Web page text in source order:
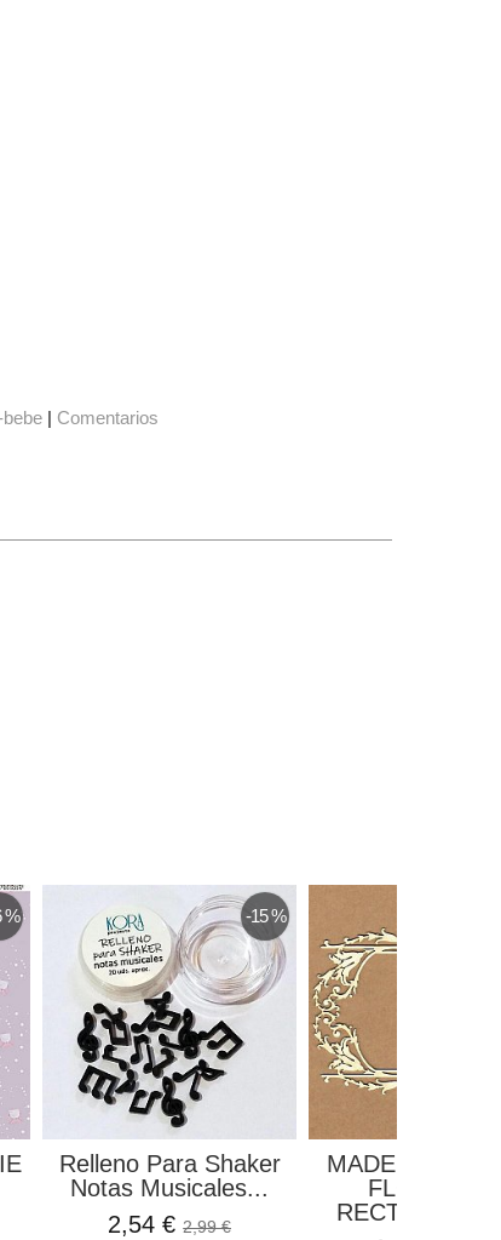
| Comentarios
% -15 %
Relleno Para Shaker
Notas Musicales...
2,54 €2,99 €
MADERITA